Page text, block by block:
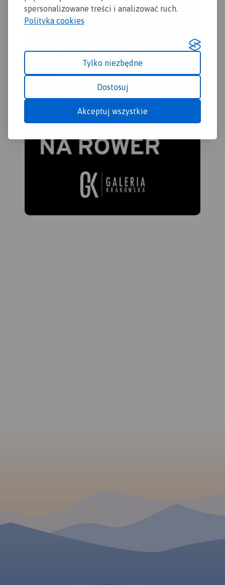
spersonalizowane treści i analizować ruch.
Polityka cookies
Tylko niezbędne
Dostosuj
Akceptuj wszystkie